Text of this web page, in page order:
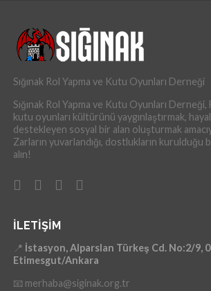
Sığınak Rol Yapma ve Kutu Oyunları Derneği
Sığınak Rol Yapma ve Kutu Oyunları Derneği,
kutu oyunları kültürünü yaygınlaştırmak,
destekleyen sosyal bir alan oluşturmak
Zarların yuvarlandığı, dostlukların kurulduğu
alın!
İLETIŞIM
📍 İstasyon, Alparslan Türkeş Cd. No:2/9,
Etimesgut/Ankara
📧 merhaba@siginak.org.tr